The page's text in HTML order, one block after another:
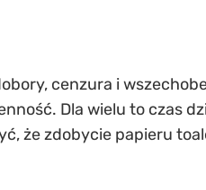
cenzura i
Dla wielu to czas
że zdobycie papieru